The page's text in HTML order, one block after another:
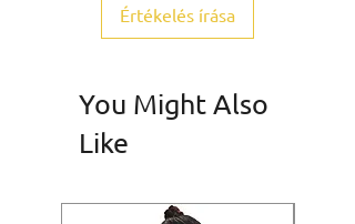
Értékelés írása
You Might Also
Like